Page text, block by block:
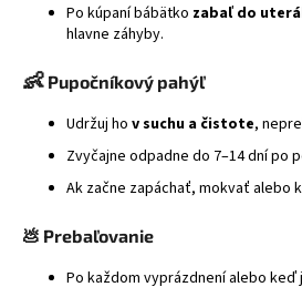
Po kúpaní bábätko zabaľ do
hlavne záhyby.
👶 Pupočníkový pahýľ
Udržuj ho v suchu a čistote,
Zvyčajne odpadne do 7–14 dní po
Ak začne zapáchať, mokvať alebo
💩 Prebaľovanie
Po každom vyprázdnení alebo keď